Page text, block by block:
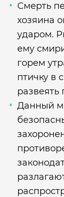
Смерть
хозяина
ударом.
ему
горем
птичку в
развеять
Данный